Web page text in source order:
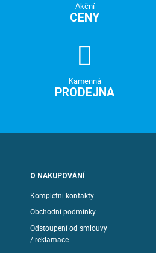
Akční
CENY
Kamenná
PRODEJNA
O NAKUPOVÁNÍ
Kompletní kontakty
Obchodní podmínky
Odstoupení od smlouvy
/ reklamace